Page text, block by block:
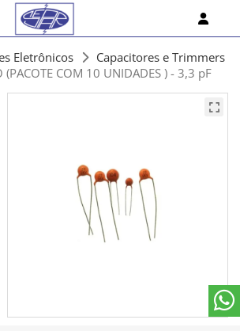
Eletrônicos
Capacitores e Trimmers
(PACOTE COM 10 UNIDADES ) - 3,3 pF